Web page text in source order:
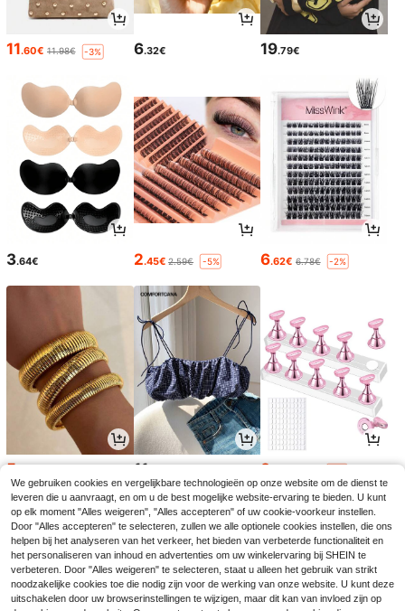
11.60€ 11.98€ -3% 6.32€ 19.79€
3.64€ 2.45€ 2.59€ -5% 6.62€ 6.78€ -2%
5 11 3
We gebruiken cookies en vergelijkbare technologieën op onze website om de dienst te
leveren die u aanvraagt, en om u de best mogelijke website-ervaring te bieden. U kunt
op elk moment "Alles weigeren", "Alles accepteren" of uw cookie-voorkeur instellen.
Door "Alles accepteren" te selecteren, zullen we alle optionele cookies instellen, die ons
helpen bij het analyseren van het verkeer, het bieden van verbeterde functionaliteit en
het personaliseren van inhoud en advertenties om uw winkelervaring bij SHEIN te
verbeteren. Door "Alles weigeren" te selecteren, staat u alleen het gebruik van strikt
noodzakelijke cookies toe die nodig zijn voor de werking van onze website. U kunt deze
uitschakelen door uw browserinstellingen te wijzigen, maar dit kan van invloed zijn op